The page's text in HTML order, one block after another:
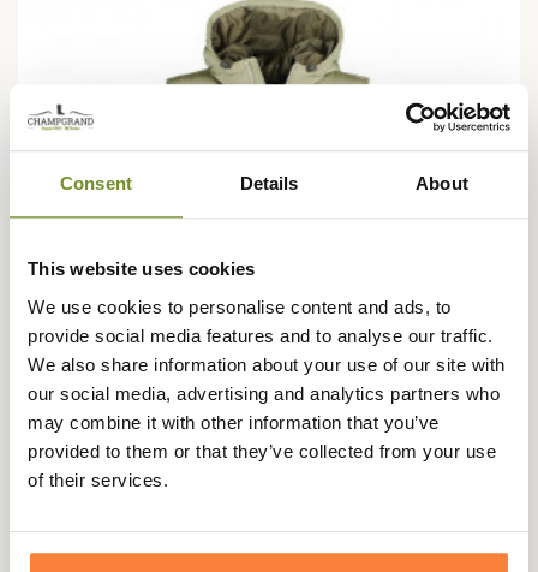
Consent Details About
This website uses cookies
We use cookies to personalise content and ads, to
provide social media features and to analyse our traffic.
We also share information about your use of our site with
our social media, advertising and analytics partners who
may combine it with other information that you’ve
provided to them or that they’ve collected from your use
of their services.
BARBOUR
Gilet matelassé Corbridge Barbour
€ 267,16